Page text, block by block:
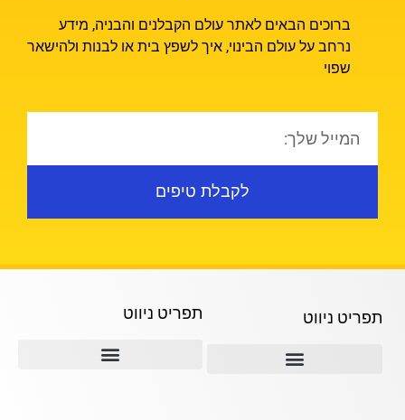
ברוכים הבאים לאתר עולם הקבלנים והבניה, מידע
נרחב על עולם הבינוי, איך לשפץ בית או לבנות ולהישאר
שפוי
לקבלת טיפים
תפריט ניווט תפריט ניווט